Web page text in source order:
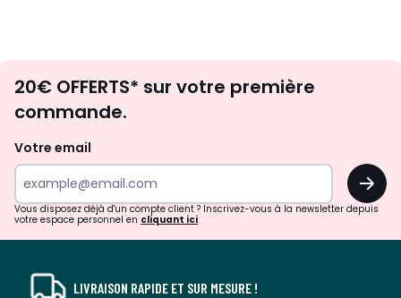
d'inspirations
surprises?
20€ OFFERTS* sur votre première
commande.
Votre email
OK
Vous disposez déjà d'un compte client ? Inscrivez-vous à la newsletter depuis
votre espace personnel en cliquant ici
LIVRAISON RAPIDE ET SUR MESURE !